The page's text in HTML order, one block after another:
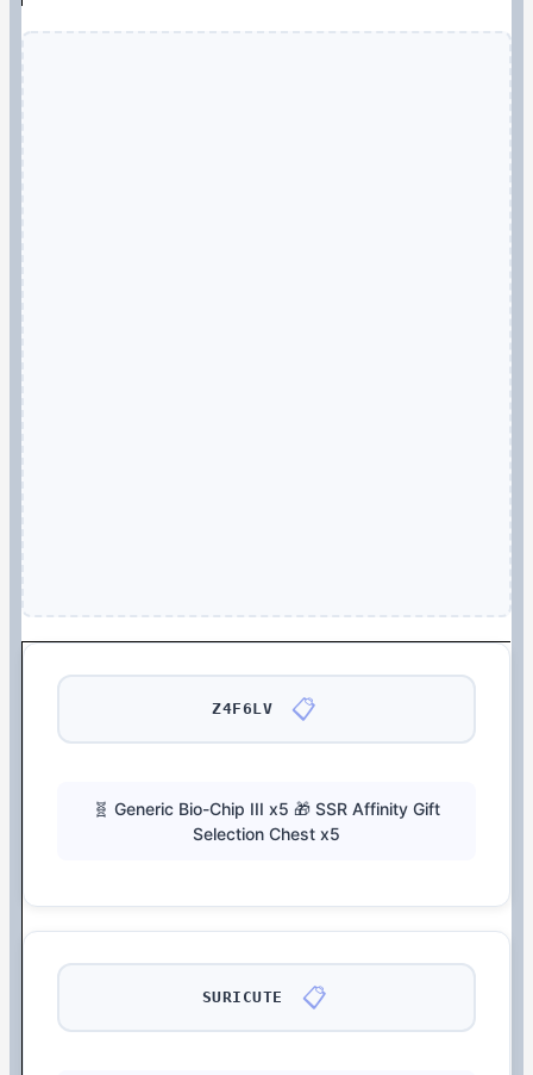
Z4F6LV 📋
🧬 Generic Bio-Chip III x5 🎁 SSR Affinity Gift
Selection Chest x5
SURICUTE 📋